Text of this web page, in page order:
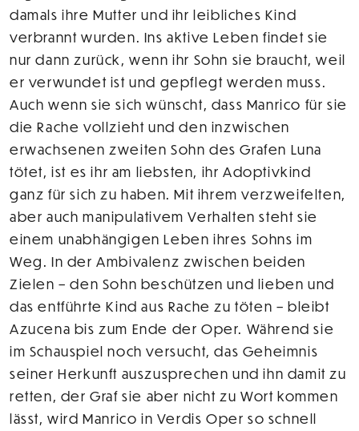
damals ihre Mutter und ihr leibliches Kind
verbrannt wurden. Ins aktive Leben findet sie
nur dann zurück, wenn ihr Sohn sie braucht, weil
er verwundet ist und gepflegt werden muss.
Auch wenn sie sich wünscht, dass Manrico für sie
die Rache vollzieht und den inzwischen
erwachsenen zweiten Sohn des Grafen Luna
tötet, ist es ihr am liebsten, ihr Adoptivkind
ganz für sich zu haben. Mit ihrem verzweifelten,
aber auch manipulativem Verhalten steht sie
einem unabhängigen Leben ihres Sohns im
Weg. In der Ambivalenz zwischen beiden
Zielen – den Sohn beschützen und lieben und
das entführte Kind aus Rache zu töten – bleibt
Azucena bis zum Ende der Oper. Während sie
im Schauspiel noch versucht, das Geheimnis
seiner Herkunft auszusprechen und ihn damit zu
retten, der Graf sie aber nicht zu Wort kommen
lässt, wird Manrico in Verdis Oper so schnell